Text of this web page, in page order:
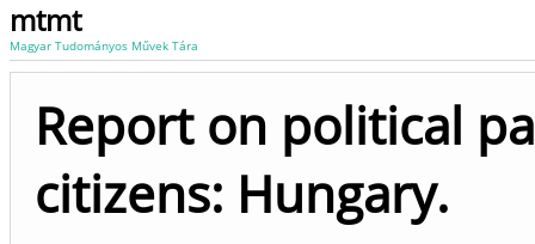
mtmt
Magyar Tudományos Művek Tára
Report on political
citizens: Hungary.